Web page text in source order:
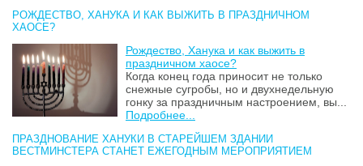
РОЖДЕСТВО, ХАНУКА И КАК ВЫЖИТЬ В ПРАЗДНИЧНОМ
ХАОСЕ?
Рождество, Ханука и как выжить в
праздничном хаосе?
Когда конец года приносит не только
снежные сугробы, но и двухнедельную
гонку за праздничным настроением, вы...
Подробнее...
ПРАЗДНОВАНИЕ ХАНУКИ В СТАРЕЙШЕМ ЗДАНИИ
ВЕСТМИНСТЕРА СТАНЕТ ЕЖЕГОДНЫМ МЕРОПРИЯТИЕМ